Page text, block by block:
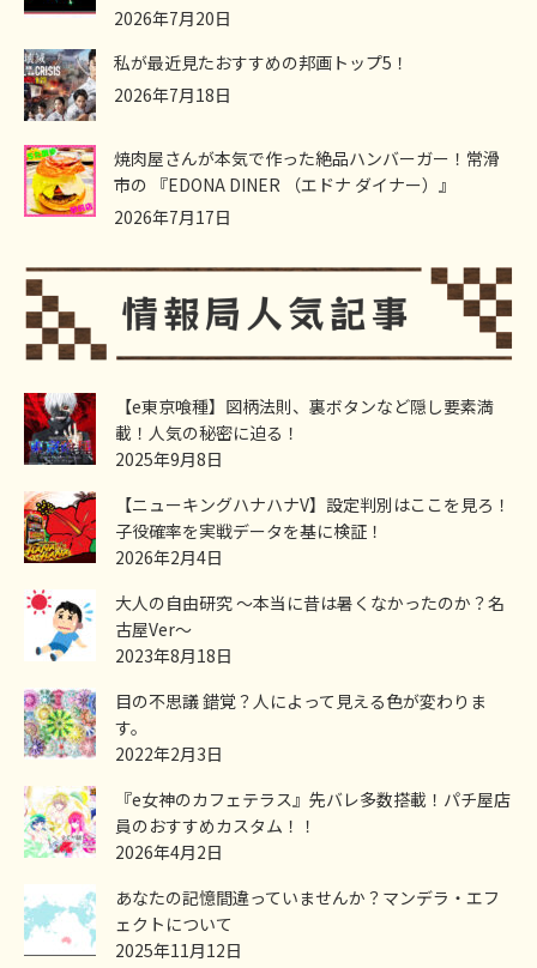
2026年7月20日
私が最近見たおすすめの邦画トップ5！
2026年7月18日
焼肉屋さんが本気で作った絶品ハンバーガー！常滑
市の 『EDONA DINER （エドナ ダイナー）』
2026年7月17日
【e東京喰種】図柄法則、裏ボタンなど隠し要素満
載！人気の秘密に迫る！
2025年9月8日
【ニューキングハナハナV】設定判別はここを見ろ！
子役確率を実戦データを基に検証！
2026年2月4日
大人の自由研究 ～本当に昔は暑くなかったのか？名
古屋Ver～
2023年8月18日
目の不思議 錯覚？人によって見える色が変わりま
す。
2022年2月3日
『e女神のカフェテラス』先バレ多数搭載！パチ屋店
員のおすすめカスタム！！
2026年4月2日
あなたの記憶間違っていませんか？マンデラ・エフ
ェクトについて
2025年11月12日